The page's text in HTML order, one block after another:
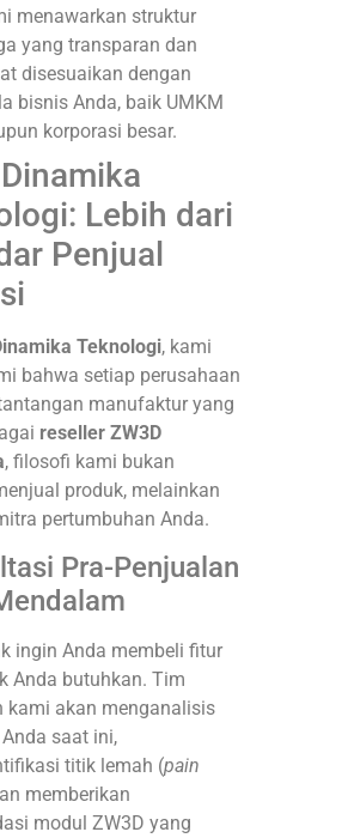
menawarkan struktur
yang transparan dan
disesuaikan dengan
bisnis Anda, baik UMKM
korporasi besar.
Lebih dari
Penjual
Teknologi, kami
bahwa setiap perusahaan
manufaktur yang
reseller ZW3D
, filosofi kami bukan
produk, melainkan
pertumbuhan Anda.
Pra-Penjualan
ingin Anda membeli fitur
Anda butuhkan. Tim
kami akan menganalisis
saat ini,
titik lemah (pain
memberikan
modul ZW3D yang